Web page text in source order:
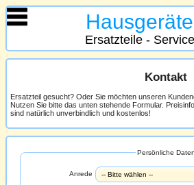
Hausgeräte
Ersatzteile -
Kontakt
Ersatzteil gesucht? Oder Sie möchten unseren
Nutzen Sie bitte das unten stehende Formular.
sind natürlich unverbindlich und kostenlos!
Persönliche Daten
Anrede